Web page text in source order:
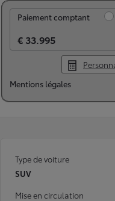
Paiement comptant
€ 33.995
Mentions légales
Type de voiture
SUV
Mise en circulation